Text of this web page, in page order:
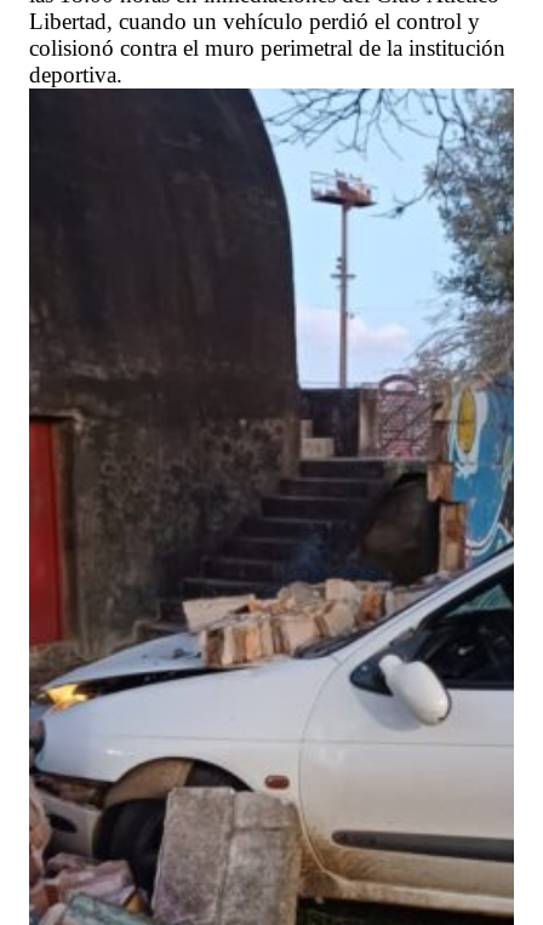
Libertad, cuando un vehículo perdió el control y
colisionó contra el muro perimetral de la institución
deportiva.